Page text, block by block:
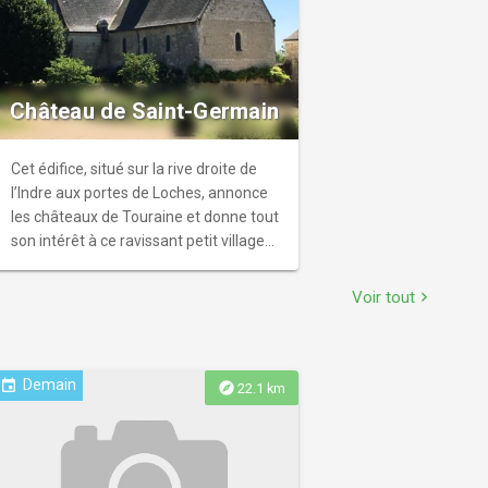
leurs associations, institutions... Elle est
composée : d’un musée numérique,
cœur du dispositif, offrant une
diversité de contenus et de jeux... D’une
ludothèque dotée d’une centaine de
jeux de société, de mallettes
activités ludiques, d'équipements de
réalité virtuelle...
Château de Saint-Germain
Cet édifice, situé sur la rive droite de
l’Indre aux portes de Loches, annonce
les châteaux de Touraine et donne tout
son intérêt à ce ravissant petit village
Voir tout chevron_right
explore 22.1 km
event Demain